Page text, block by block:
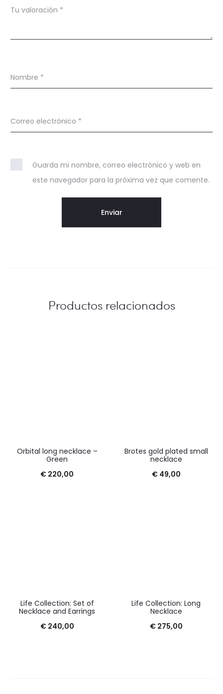
i
n
s
Tu valoración *
Nombre *
Correo electrónico *
Guarda mi nombre, correo electrónico y web en
este navegador para la próxima vez que comente.
Productos relacionados
Orbital long necklace –
Green
€ 220,00
Brotes gold plated small
necklace
€49,00
Life Collection: Set of
Necklace and Earrings
€240,00
Life Collection: Long
Necklace
€275,00